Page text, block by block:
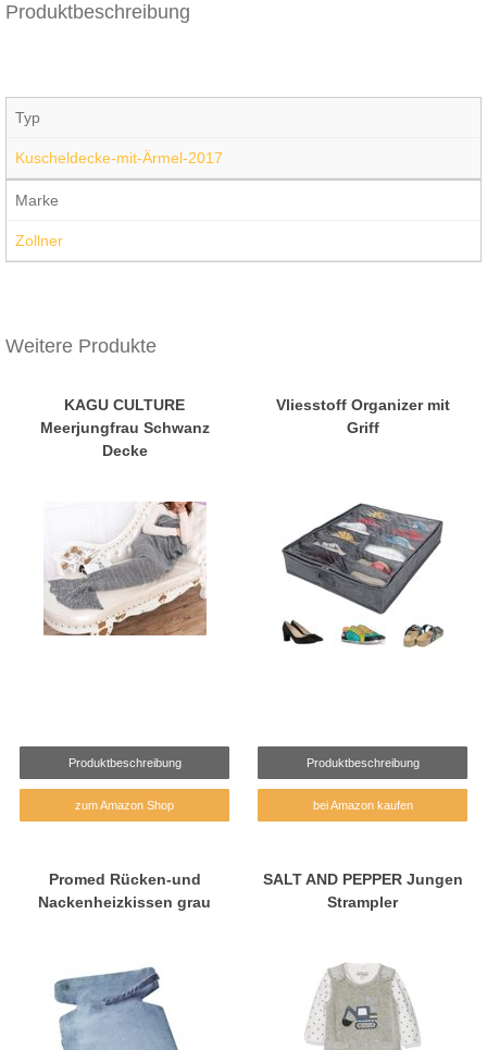
Produktbeschreibung
Typ
Kuscheldecke-mit-Ärmel-2017
Marke
Zollner
Weitere Produkte
KAGU CULTURE
Meerjungfrau Schwanz
Decke
Produktbeschreibung
zum Amazon Shop
Vliesstoff Organizer mit
Griff
Produktbeschreibung
bei Amazon kaufen
Promed Rücken-und
Nackenheizkissen grau
SALT AND PEPPER Jungen
Strampler